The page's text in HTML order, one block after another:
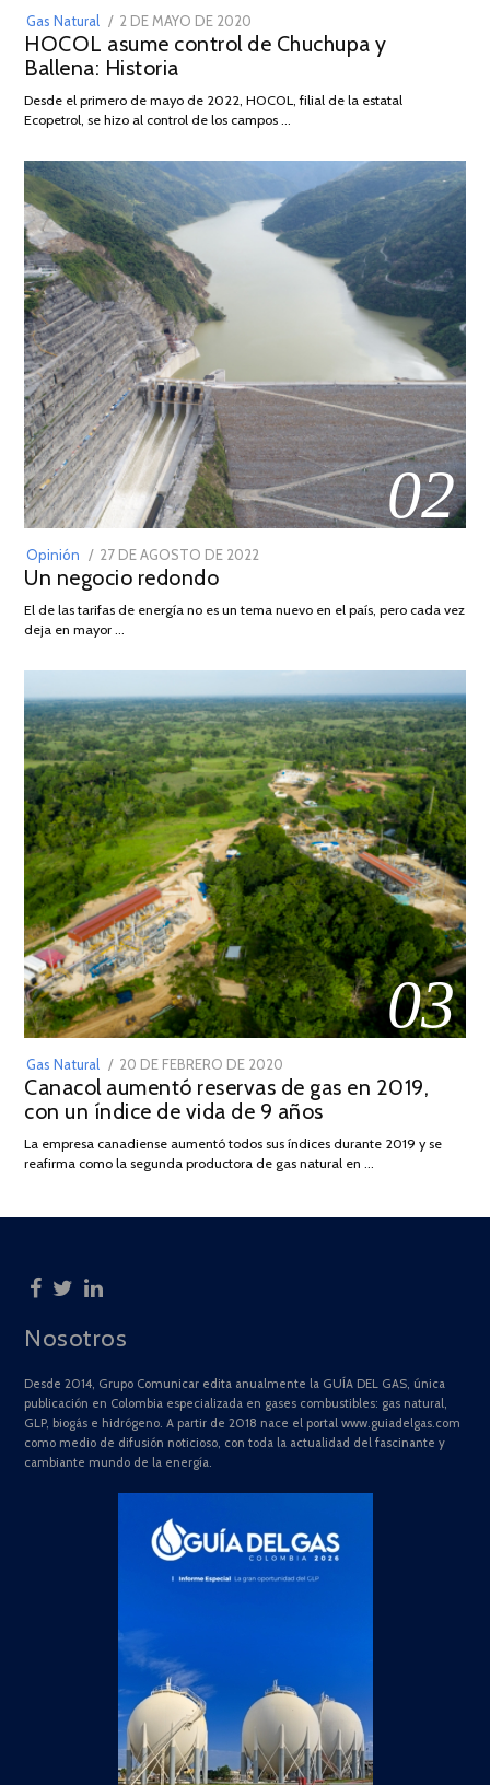
Gas Natural
POSTED
ON
2 DE MAYO DE 2020
DE
2026
HOCOL asume control de Chuchupa y
Ballena: Historia
Desde el primero de mayo de 2022, HOCOL, filial de la estatal
Ecopetrol, se hizo al control de los campos …
02
Opinión
POSTED
ON
27 DE AGOSTO DE 2022
DE
Un negocio redondo
El de las tarifas de energía no es un tema nuevo en el país, pero cada vez
deja en mayor …
03
Gas Natural
POSTED
ON
20 DE FEBRERO DE 2020
DE
JULIO
2025
Canacol aumentó reservas de gas en 2019,
con un índice de vida de 9 años
La empresa canadiense aumentó todos sus índices durante 2019 y se
reafirma como la segunda productora de gas natural en …
Nosotros
Desde 2014, Grupo Comunicar edita anualmente la GUÍA DEL GAS, única
publicación en Colombia especializada en gases combustibles: gas natural,
GLP, biogás e hidrógeno. A partir de 2018 nace el portal www.guiadelgas.com
como medio de difusión noticioso, con toda la actualidad del fascinante y
cambiante mundo de la energía.